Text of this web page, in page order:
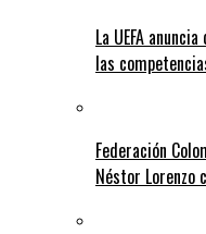
La UEFA
las
Federación
Néstor Lorenzo